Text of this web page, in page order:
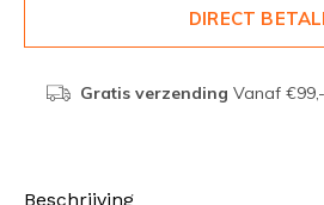
DIRECT
Gratis verzending Vanaf €99,-
Beschrijving